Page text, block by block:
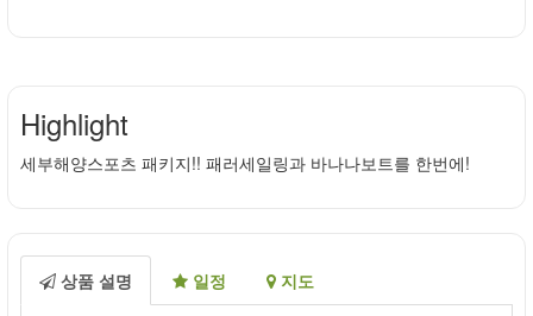
Highlight
세부해양스포츠 패키지!! 패러세일링과 바나나보트를 한번에!
상품 설명 일정 지도